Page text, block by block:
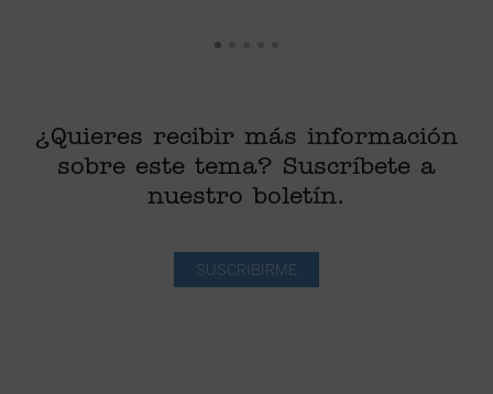
¿Quieres recibir más información
sobre este tema? Suscríbete a
nuestro boletín.
SUSCRIBIRME